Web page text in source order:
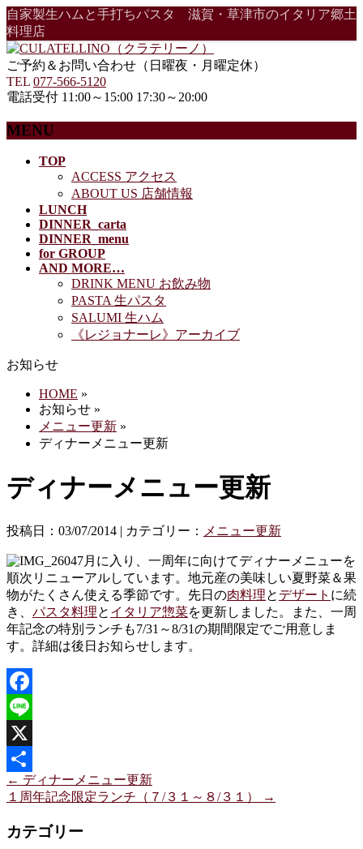
自家製生ハムと手打ちパスタ 滋賀・草津市のイタリア郷土
料理店
ご予約＆お問い合わせ（日曜夜・月曜定休）
TEL 077-566-5120
電話受付 11:00～15:00 17:30～20:00
MENU
TOP
ACCESS アクセス
ABOUT US 店舗情報
LUNCH
DINNER_carta
DINNER_menu
for GROUP
AND MORE…
DRINK MENU お飲み物
PASTA 生パスタ
SALUMI 生ハム
《レジョナーレ》アーカイブ
お知らせ
HOME »
お知らせ »
メニュー更新 »
ディナーメニュー更新
ディナーメニュー更新
投稿日：03/07/2014 | カテゴリー： メニュー更新
7月に入り、一周年に向けてディナーメニューを
順次リニューアルしています。地元産の美味しい夏野菜＆果
物がたくさん使える季節です。先日の肉料理と デザート に続
き、 パスタ料理と イタリア惣菜を更新しました。また、一周
年記念の特別ランチも7/31～8/31の期間限定でご用意しま
す。詳細は後日お知らせします。
Facebook
Line
X
共
← ディナーメニュー更新
１周年記念限定ランチ（７/３１～８/３１）
→
カテゴリー